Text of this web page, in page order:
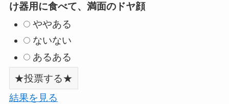
け器用に食べて、満面のドヤ顔
ややある
ないない
あるある
結果を見る